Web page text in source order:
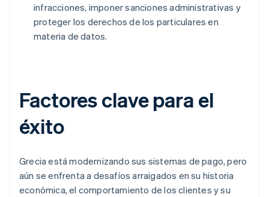
infracciones, imponer sanciones administrativas y
proteger los derechos de los particulares en
materia de datos.
Factores clave para el
éxito
Grecia está modernizando sus sistemas de pago, pero
aún se enfrenta a desafíos arraigados en su historia
económica, el comportamiento de los clientes y su